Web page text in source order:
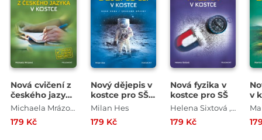
Nová cvičení z
českého jazyka
v kostce pro SŠMichaela Mrázová
179 Kč
Nový dějepis v
kostce pro SŠ
II.
Milan Hes
179 Kč
Nová fyzika v
kostce pro SŠ
Helena Sixtová , Roman Sixta
179 Kč
v
II.